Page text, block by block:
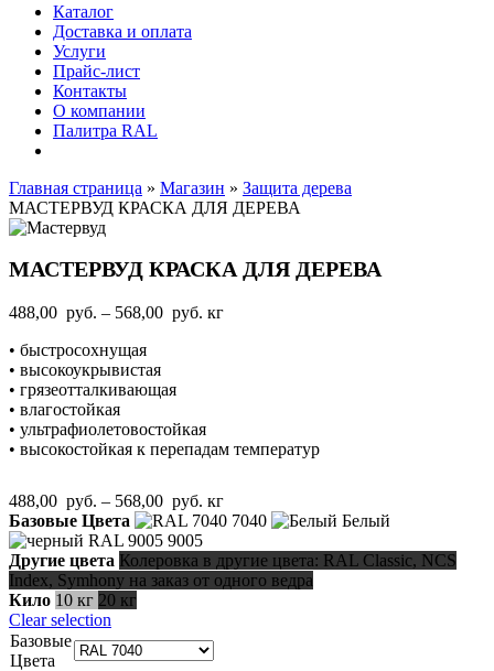
Каталог
Доставка и оплата
Услуги
Прайс-лист
Контакты
О компании
Палитра RAL
Главная страница » Магазин » Защита дерева
МАСТЕРВУД КРАСКА ДЛЯ ДЕРЕВА
МАСТЕРВУД КРАСКА ДЛЯ ДЕРЕВА
488,00 руб. – 568,00 руб. Диапазон
руб.
кг
• быстросохнущая
• высокоукрывистая
• грязеотталкивающая
• влагостойкая
• ультрафиолетовостойкая
• высокостойкая к перепадам температур
488,00 руб. – 568,00 руб. Диапазон
цен:
488,00
руб.
–
кг
Базовые Цвета
7040
Белый
9005
Другие цвета Колеровка в другие цвета: RAL Classic, NCS
Index, Symhony на заказ от одного ведра
Кило 10 кг 20 кг
Clear selection
Базовые
Цвета